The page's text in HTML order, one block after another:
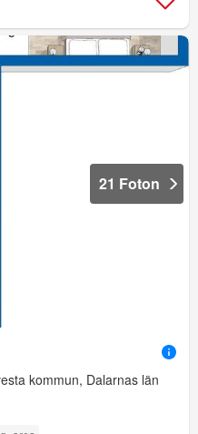
21 Foton
kommun, Dalarnas län